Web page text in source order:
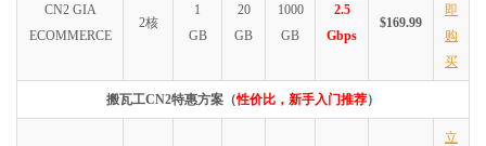
CN2 GIA
ECOMMERCE
2核
1
GB
20
GB
1000
GB
2.5
Gbps
$169.99
即
购
买
搬瓦工CN2特惠方案（性价比，新手入门推荐）
立